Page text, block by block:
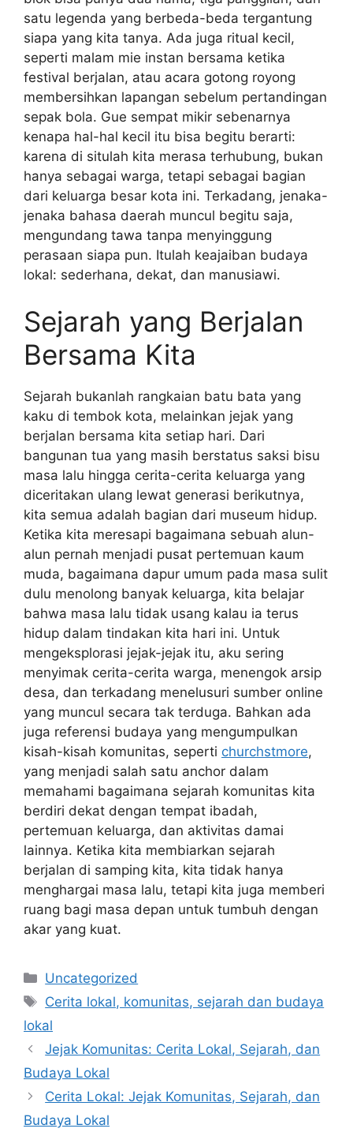
satu legenda yang berbeda-beda tergantung
siapa yang kita tanya. Ada juga ritual kecil,
seperti malam mie instan bersama ketika
festival berjalan, atau acara gotong royong
membersihkan lapangan sebelum pertandingan
sepak bola. Gue sempat mikir sebenarnya
kenapa hal-hal kecil itu bisa begitu berarti:
karena di situlah kita merasa terhubung, bukan
hanya sebagai warga, tetapi sebagai bagian
dari keluarga besar kota ini. Terkadang, jenaka-
jenaka bahasa daerah muncul begitu saja,
mengundang tawa tanpa menyinggung
perasaan siapa pun. Itulah keajaiban budaya
lokal: sederhana, dekat, dan manusiawi.
Sejarah yang Berjalan
Bersama Kita
Sejarah bukanlah rangkaian batu bata yang
kaku di tembok kota, melainkan jejak yang
berjalan bersama kita setiap hari. Dari
bangunan tua yang masih berstatus saksi bisu
masa lalu hingga cerita-cerita keluarga yang
diceritakan ulang lewat generasi berikutnya,
kita semua adalah bagian dari museum hidup.
Ketika kita meresapi bagaimana sebuah alun-
alun pernah menjadi pusat pertemuan kaum
muda, bagaimana dapur umum pada masa sulit
dulu menolong banyak keluarga, kita belajar
bahwa masa lalu tidak usang kalau ia terus
hidup dalam tindakan kita hari ini. Untuk
mengeksplorasi jejak-jejak itu, aku sering
menyimak cerita-cerita warga, menengok arsip
desa, dan terkadang menelusuri sumber online
yang muncul secara tak terduga. Bahkan ada
juga referensi budaya yang mengumpulkan
kisah-kisah komunitas, seperti churchstmore,
yang menjadi salah satu anchor dalam
memahami bagaimana sejarah komunitas kita
berdiri dekat dengan tempat ibadah,
pertemuan keluarga, dan aktivitas damai
lainnya. Ketika kita membiarkan sejarah
berjalan di samping kita, kita tidak hanya
menghargai masa lalu, tetapi kita juga memberi
ruang bagi masa depan untuk tumbuh dengan
akar yang kuat.
Categories
Uncategorized
Tags
Cerita lokal, komunitas, sejarah dan budaya
lokal
Jejak Komunitas: Cerita Lokal, Sejarah, dan
Budaya Lokal
Cerita Lokal: Jejak Komunitas, Sejarah, dan
Budaya Lokal